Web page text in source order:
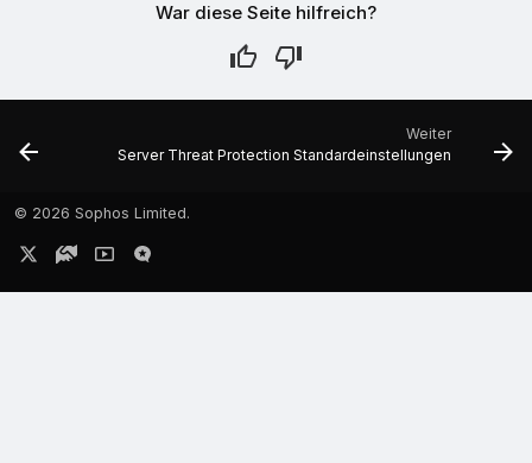
War diese Seite hilfreich?
Weiter
Server Threat Protection Standardeinstellungen
© 2026 Sophos Limited.